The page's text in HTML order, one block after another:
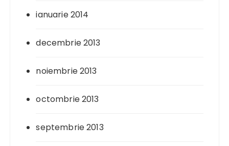
ianuarie 2014
decembrie 2013
noiembrie 2013
octombrie 2013
septembrie 2013